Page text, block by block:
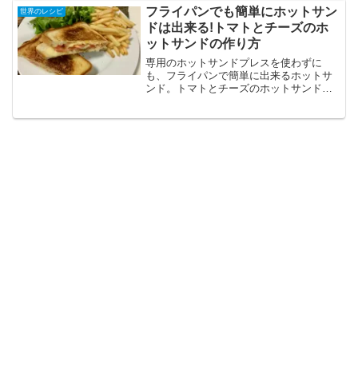
はタイ語でホーリーバジルとの事。一般
的なスイートバジルとは一...
世界のレシピ
フライパンでも簡単にホットサン
ドは出来る!トマトとチーズのホ
ットサンドの作り方
専用のホットサンドプレスを使わずに
も、フライパンで簡単に出来るホットサ
ンド。トマトとチーズのホットサンドは